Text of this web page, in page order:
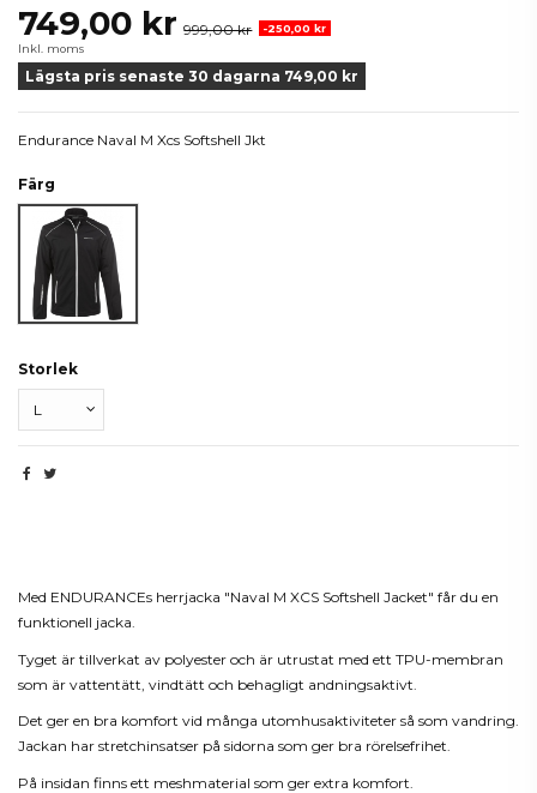
749,00 kr 999,00 kr
-250,00 kr
Inkl. moms
Lägsta pris senaste 30 dagarna 749,00 kr
Endurance Naval M Xcs Softshell Jkt
Färg
Svart
Storlek
Med ENDURANCEs herrjacka "Naval M XCS Softshell Jacket" får du en
funktionell jacka.
Tyget är tillverkat av polyester och är utrustat med ett TPU-membran
som är vattentätt, vindtätt och behagligt andningsaktivt.
Det ger en bra komfort vid många utomhusaktiviteter så som vandring.
Jackan har stretchinsatser på sidorna som ger bra rörelsefrihet.
På insidan finns ett meshmaterial som ger extra komfort.